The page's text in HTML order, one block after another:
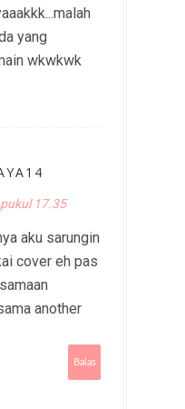
yang
wkwkwk
17.35
aku sarungin
cover eh pas
another
Balas